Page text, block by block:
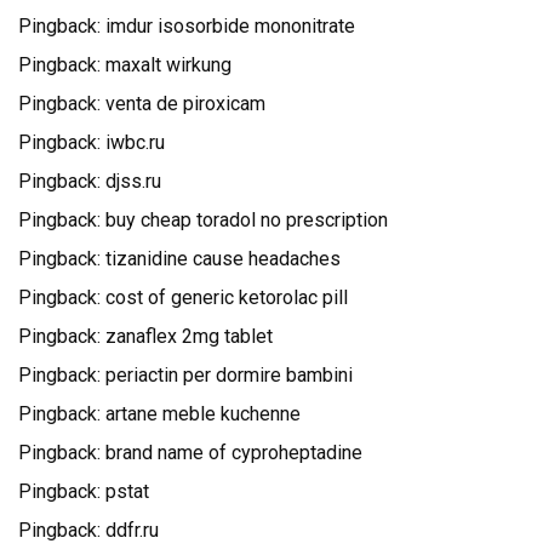
Pingback: imdur isosorbide mononitrate
Pingback: maxalt wirkung
Pingback: venta de piroxicam
Pingback: iwbc.ru
Pingback: djss.ru
Pingback: buy cheap toradol no prescription
Pingback: tizanidine cause headaches
Pingback: cost of generic ketorolac pill
Pingback: zanaflex 2mg tablet
Pingback: periactin per dormire bambini
Pingback: artane meble kuchenne
Pingback: brand name of cyproheptadine
Pingback: pstat
Pingback: ddfr.ru